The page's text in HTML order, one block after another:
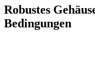
Robustes
Bedingungen